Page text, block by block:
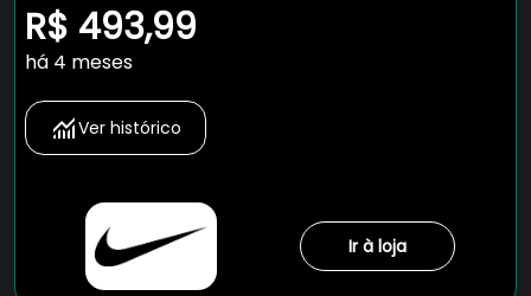
R$ 493,99
há 4 meses
Ver histórico
Ir à loja